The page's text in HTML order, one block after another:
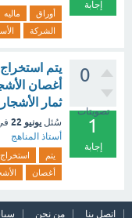
إجابة
أوراق ماليه
الشركة
0
تصويتات
1
إجابة
يتم
أغصان
ثمار
سُئل يونيو 22
أستاذ المناهج
يتم استخراج
أغصان
اتصل بنا من نحن